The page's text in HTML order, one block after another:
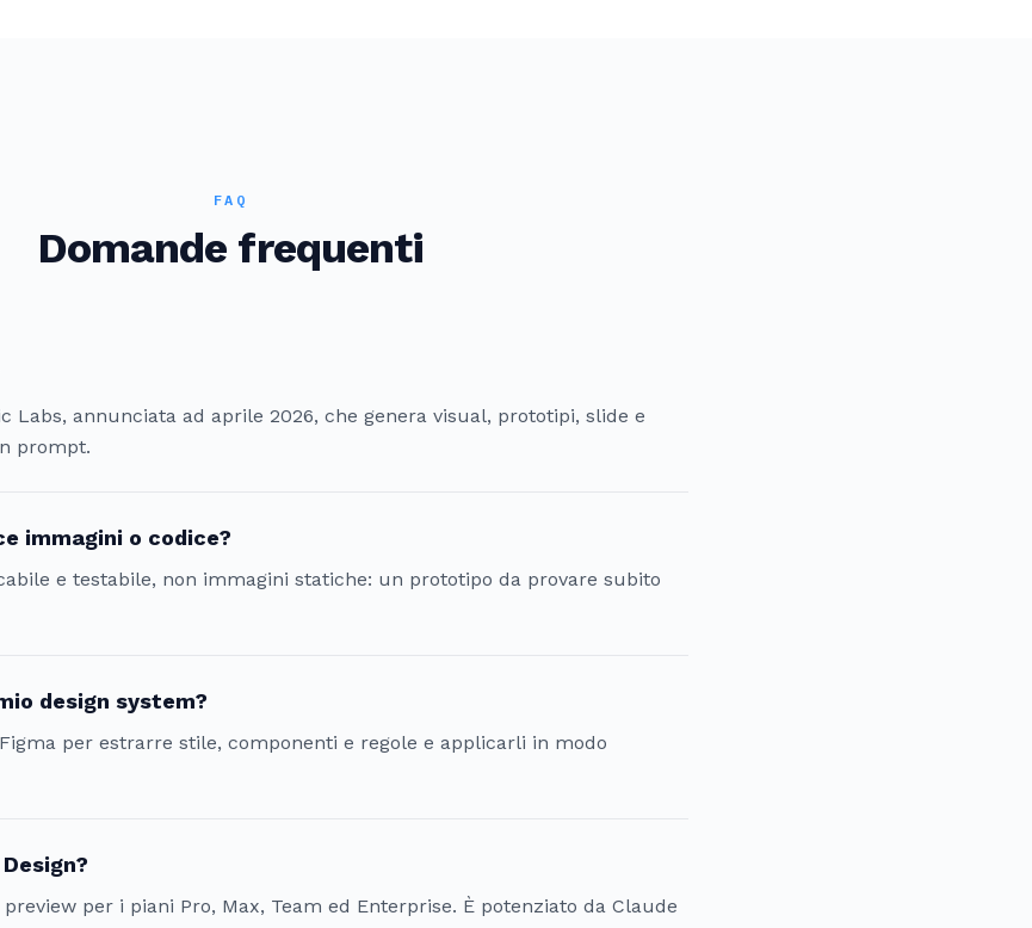
FAQ
Domande frequenti
Labs, annunciata ad aprile 2026, che genera visual, prototipi, slide e
prompt.
immagini o codice?
e testabile, non immagini statiche: un prototipo da provare subito
design system?
per estrarre stile, componenti e regole e applicarli in modo
per i piani Pro, Max, Team ed Enterprise. È potenziato da Claude